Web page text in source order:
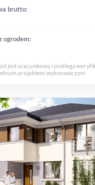
brutto:
ogrodem:
jest szacunkowy i podlega
projektem wykonawczym